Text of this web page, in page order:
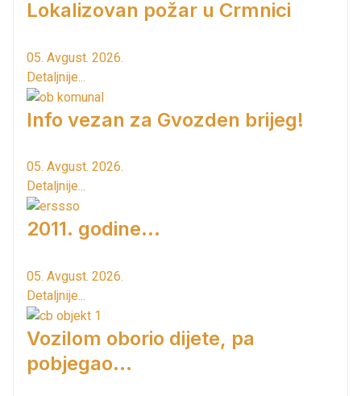
Lokalizovan požar u Crmnici
05. Avgust. 2026.
Detaljnije...
Info vezan za Gvozden brijeg!
05. Avgust. 2026.
Detaljnije...
2011. godine...
05. Avgust. 2026.
Detaljnije...
Vozilom oborio dijete, pa
pobjegao...